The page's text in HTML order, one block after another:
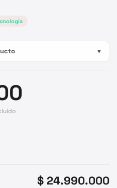
▼
$ 24.990.000